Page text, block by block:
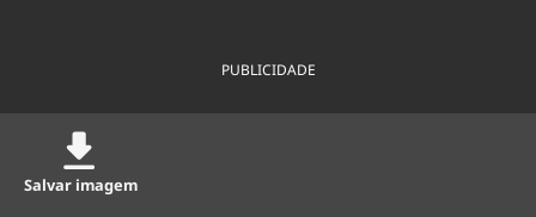
PUBLICIDADE
Salvar imagem